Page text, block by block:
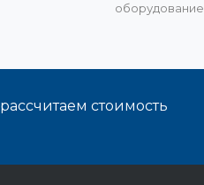
оборудование
стоимость